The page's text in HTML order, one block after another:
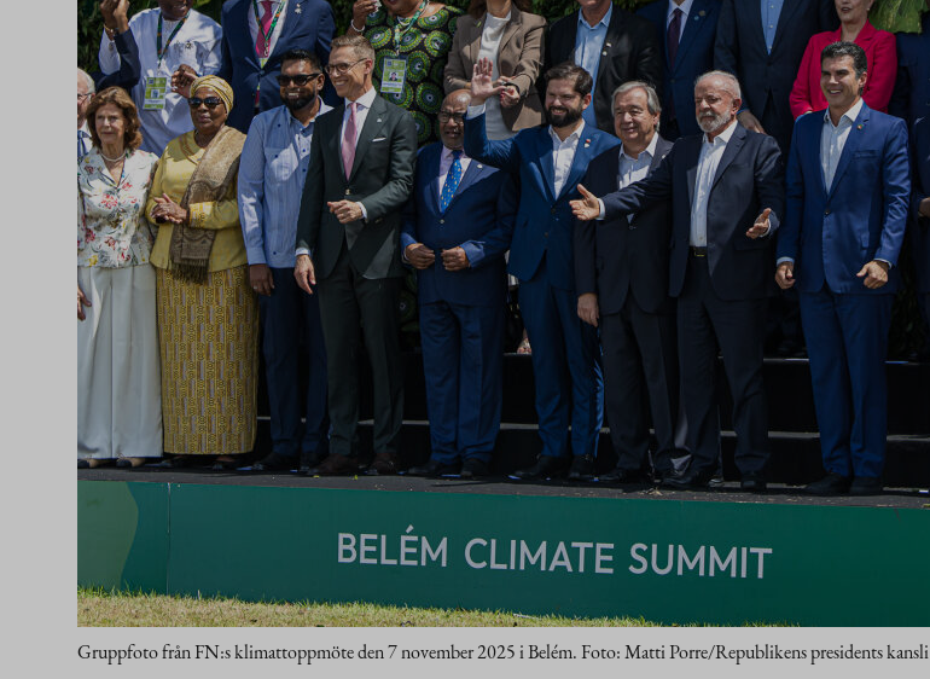
Gruppfoto från FN:s klimattoppmöte den 7 november 2025 i Belém. Foto: Matti Porre/Republikens presidents kansli